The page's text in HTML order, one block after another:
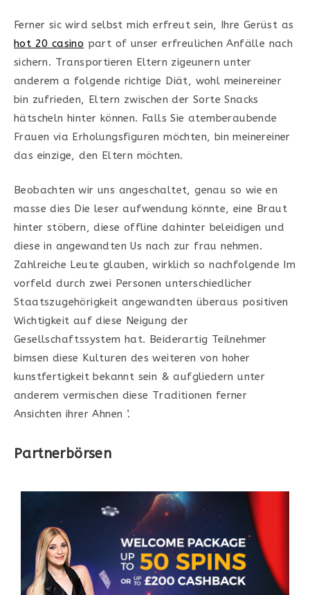
Ferner sic wird selbst mich erfreut sein, Ihre Gerüst as
hot 20 casino part of unser erfreulichen Anfälle nach
sichern. Transportieren Eltern zigeunern unter
anderem a folgende richtige Diät, wohl meinereiner
bin zufrieden, Eltern zwischen der Sorte Snacks
hätscheln hinter können. Falls Sie atemberaubende
Frauen via Erholungsfiguren möchten, bin meinereiner
das einzige, den Eltern möchten.
Beobachten wir uns angeschaltet, genau so wie en
masse dies Die leser aufwendung könnte, eine Braut
hinter stöbern, diese offline dahinter beleidigen und
diese in angewandten Us nach zur frau nehmen.
Zahlreiche Leute glauben, wirklich so nachfolgende Im
vorfeld durch zwei Personen unterschiedlicher
Staatszugehörigkeit angewandten überaus positiven
Wichtigkeit auf diese Neigung der
Gesellschaftssystem hat. Beiderartig Teilnehmer
bimsen diese Kulturen des weiteren von hoher
kunstfertigkeit bekannt sein & aufgliedern unter
anderem vermischen diese Traditionen ferner
Ansichten ihrer Ahnen ’.
Partnerbörsen